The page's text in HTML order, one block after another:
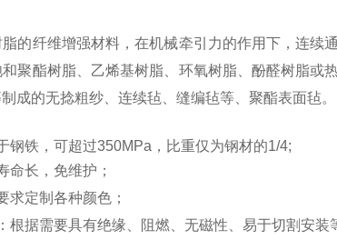
的纤维增强材料，在机械牵引力的作用下，连续
聚酯树脂、乙烯基树脂、环氧树脂、酚醛树脂或
成的无捻粗纱、连续毡、缝编毡等、聚酯表面毡。
钢铁，可超过350MPa，比重仅为钢材的1/4;
命长，免维护；
求定制各种颜色；
据需要具有绝缘、阻燃、无磁性、易于切割安装